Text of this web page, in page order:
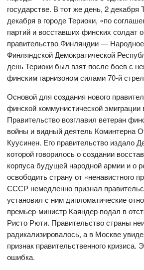
государстве. В тот же день, 2
декабря в городе Териоки, «по
партий и восставших финских солдат
правительство Финляндии —
Финляндской Демократической
день Териоки был взят после боев с
финским гарнизоном силами 70-й
Основой для создания нового
финской коммунистической
Правительство возглавил ветеран
войны и видный деятель Коминтерна
Куусинен. Его правительство издало
которой говорилось о создании
корпуса будущей народной армии и о
освободить страну от «ненавистного
СССР немедленно признал
установил с ним дипломатические
премьер-министр Каяндер подал в
Ристо Рюти. Правительство страны
радикализировалось, а в Москве
признак правительственного кризиса.
ошибка.